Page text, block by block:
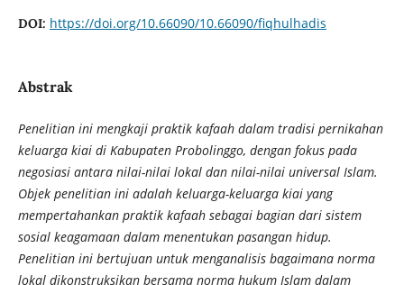
DOI: https://doi.org/10.66090/10.66090/fiqhulhadis
Abstrak
Penelitian ini mengkaji praktik kafaah dalam tradisi pernikahan
keluarga kiai di Kabupaten Probolinggo, dengan fokus pada
negosiasi antara nilai-nilai lokal dan nilai-nilai universal Islam.
Objek penelitian ini adalah keluarga-keluarga kiai yang
mempertahankan praktik kafaah sebagai bagian dari sistem
sosial keagamaan dalam menentukan pasangan hidup.
Penelitian ini bertujuan untuk menganalisis bagaimana norma
lokal dikonstruksikan bersama norma hukum Islam dalam